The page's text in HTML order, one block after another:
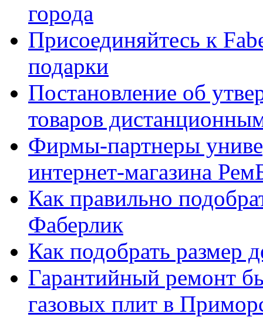
города
Присоединяйтесь к
подарки
Постановление об
товаров
Фирмы-партнеры
интернет-магазина
Как правильно
Фаберлик
Как подобрать размер
Гарантийный ремонт
газовых плит в